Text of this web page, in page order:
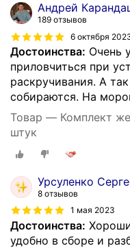
Андрей
189 отзывов
6 октября
Достоинства: Очень
приловчиться при
раскручивания. А
собираются. На
Товар — Комплект
штук
Урсуленко
8 отзывов
1 мая 2023
Достоинства:
удобно в сборе и